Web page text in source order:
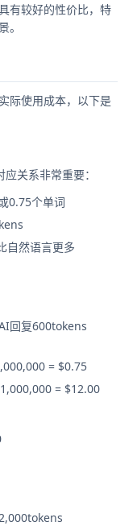
有较好的性价比，特
。
际使用成本，以下是
关系非常重要：
0.75个单词
自然语言更多
回复600tokens
= $0.75
= $12.00